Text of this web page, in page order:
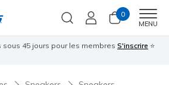
0
MENU
sous 45 jours pour les membres S'inscrire ⭐